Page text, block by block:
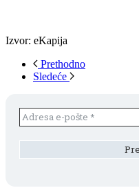
Izvor: eKapija
Prethodno
Sledeće